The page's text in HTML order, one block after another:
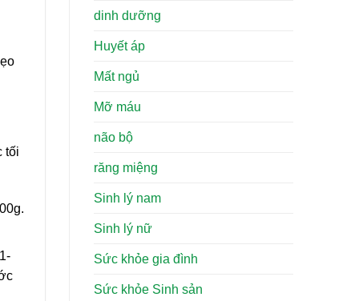
tối
dinh dưỡng
Huyết áp
Mất ngủ
Mỡ máu
não bộ
răng miệng
Sinh lý nam
Sinh lý nữ
Sức khỏe gia đình
Sức khỏe Sinh sản